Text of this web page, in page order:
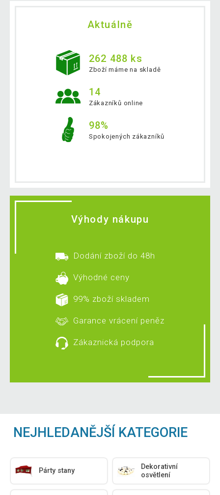
Aktuálně
262 488 ks
Zboží máme na skladě
14
Zákazníků online
98%
Spokojených zákazníků
Výhody nákupu
Dodání zboží do 48h
Výhodné ceny
99% zboží skladem
Garance vrácení peněz
Zákaznická podpora
NEJHLEDANĚJŠÍ KATEGORIE
Párty stany
Dekorativní
osvětlení